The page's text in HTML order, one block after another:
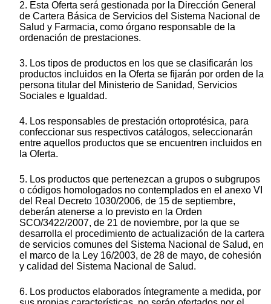
2. Esta Oferta será gestionada por la Dirección General
de Cartera Básica de Servicios del Sistema Nacional de
Salud y Farmacia, como órgano responsable de la
ordenación de prestaciones.
3. Los tipos de productos en los que se clasificarán los
productos incluidos en la Oferta se fijarán por orden de la
persona titular del Ministerio de Sanidad, Servicios
Sociales e Igualdad.
4. Los responsables de prestación ortoprotésica, para
confeccionar sus respectivos catálogos, seleccionarán
entre aquellos productos que se encuentren incluidos en
la Oferta.
5. Los productos que pertenezcan a grupos o subgrupos
o códigos homologados no contemplados en el anexo VI
del Real Decreto 1030/2006, de 15 de septiembre,
deberán atenerse a lo previsto en la Orden
SCO/3422/2007, de 21 de noviembre, por la que se
desarrolla el procedimiento de actualización de la cartera
de servicios comunes del Sistema Nacional de Salud, en
el marco de la Ley 16/2003, de 28 de mayo, de cohesión
y calidad del Sistema Nacional de Salud.
6. Los productos elaborados íntegramente a medida, por